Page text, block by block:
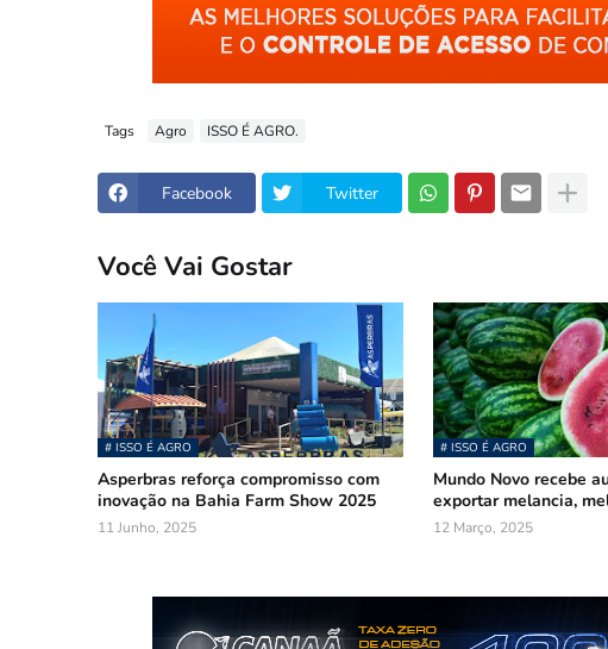
Tags Agro ISSO É AGRO.
Facebook Twitter
Você Vai Gostar
# ISSO É AGRO
Asperbras reforça compromisso com
inovação na Bahia Farm Show 2025
11 Junho, 2025
# ISSO É AGRO
Mundo Novo recebe
exportar melancia,
12 Março, 2025